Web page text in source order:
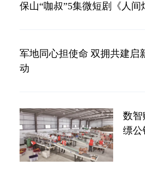
保山“咖叔”5集微短剧《人
军地同心担使命 双拥共建启
动
数
缥公